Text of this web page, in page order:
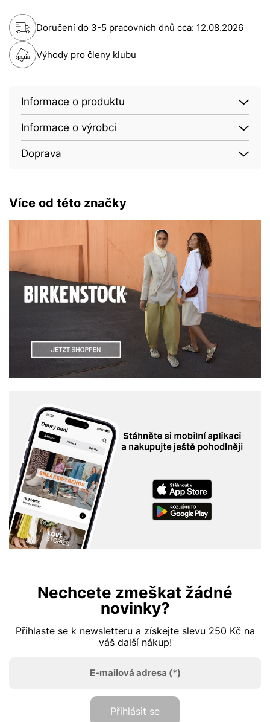
Doručení do 3-5 pracovních dnů cca: 12.08.2026
Výhody pro členy klubu
Informace o produktu
Informace o výrobci
Doprava
Více od této značky
Nechcete zmeškat žádné
novinky?
Přihlaste se k newsletteru a získejte slevu 250 Kč na
váš další nákup!
E-mailová adresa (*)
Přihlásit se